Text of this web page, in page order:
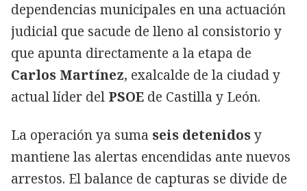
dependencias municipales en una actuación
judicial que sacude de lleno al consistorio y
que apunta directamente a la etapa de
Carlos Martínez, exalcalde de la ciudad y
actual líder del PSOE de Castilla y León.
La operación ya suma seis detenidosy
mantiene las alertas encendidas ante nuevos
arrestos. El balance de capturas se divide de